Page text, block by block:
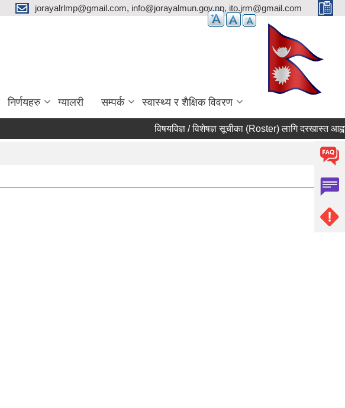
jorayalrlmp@gmail.com, info@jorayalmun.gov.np, ito.jrm@gmail.com
निर्णयहरु ग्यालरी सम्पर्क स्वास्थ्य र शैक्षिक विवरण
विषयविज्ञ / विशेषज्ञ सूचीका (Roster) लागि दरखास्त आह्वान सम्बन्धी